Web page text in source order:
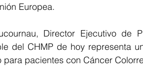
Europea.
Director Ejecutivo de
del CHMP de hoy representa
para pacientes con Cáncer